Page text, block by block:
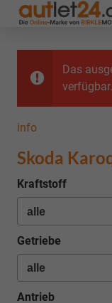
Das
verfügbar.
info
Skoda
Kraftstoff
Getriebe
Antrieb